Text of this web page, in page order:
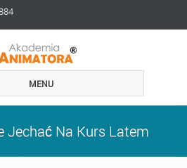
MENU
Jechać Na Kurs Latem